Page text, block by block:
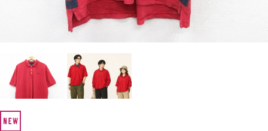
Search by Brand ブランドから探す
ラルフ ローレン
チャンピオン